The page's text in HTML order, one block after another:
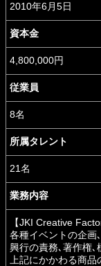
2010年6月5日
資本金
4,800,000円
従業員
8名
所属タレント
21名
業務内容
【JKI Creative
各種イベントの企画
興行の責務､著作権､
上記にかかわる商品